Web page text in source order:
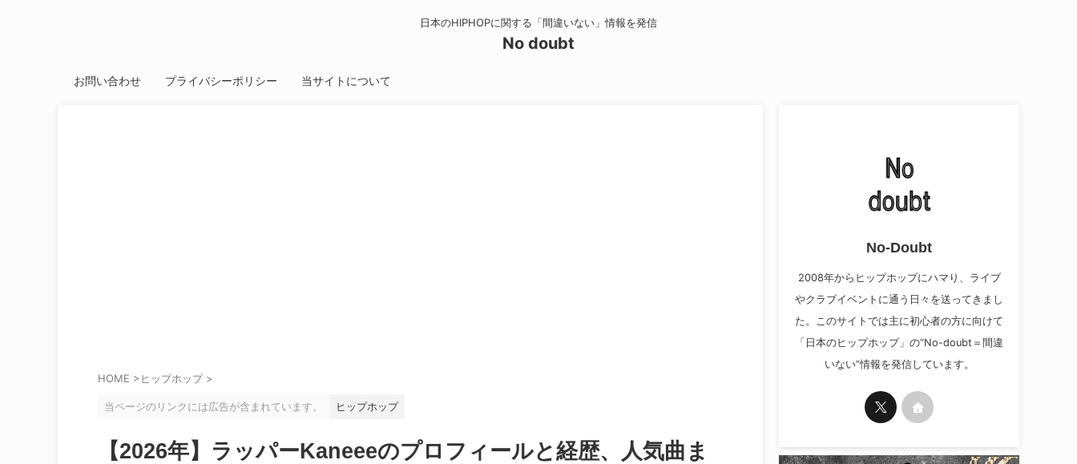
日本のHIPHOPに関する「間違いない」情報を発信
No doubt
お問い合わせ プライバシーポリシー 当サイトについて
HOME >ヒップホップ >
当ページのリンクには広告が含まれています。 ヒップホップ
【2026年】ラッパーKaneeeのプロフィールと経歴、人気曲ま
No-Doubt
2008年からヒップホップにハマり、ライブ
やクラブイベントに通う日々を送ってきまし
た。このサイトでは主に初心者の方に向けて
「日本のヒップホップ」の“No-doubt＝間違
いない”情報を発信しています。